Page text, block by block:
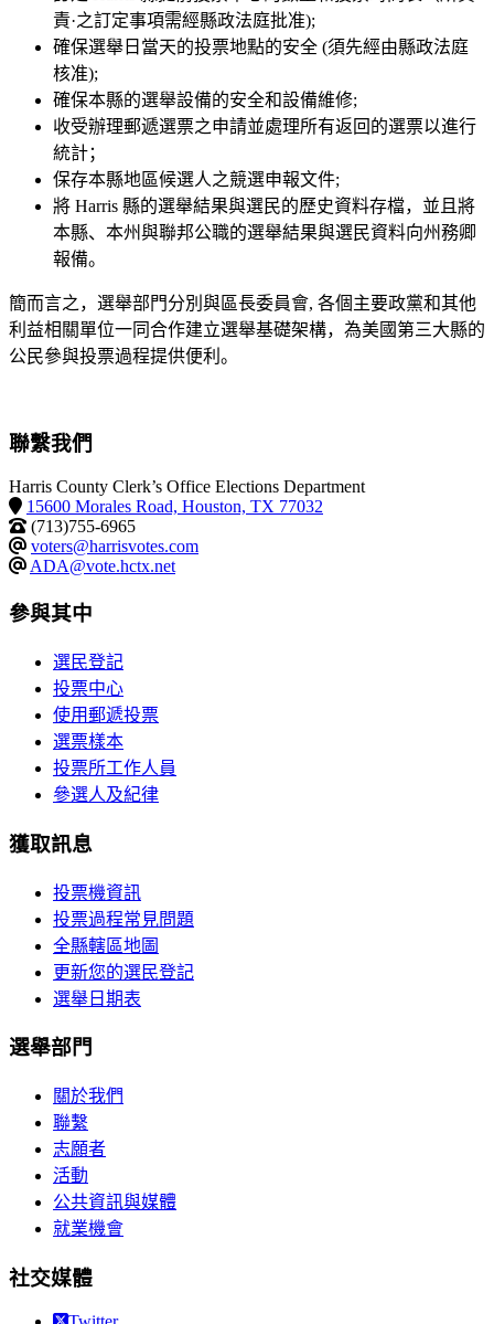
責·之訂定事項需經縣政法庭批准);
確保選舉日當天的投票地點的安全 (須先經由縣政法庭
核准);
確保本縣的選舉設備的安全和設備維修;
收受辦理郵遞選票之申請並處理所有返回的選票以進行
統計；
保存本縣地區候選人之競選申報文件;
將 Harris 縣的選舉結果與選民的歷史資料存檔，並且將
本縣、本州與聯邦公職的選舉結果與選民資料向州務卿
報備。
簡而言之，選舉部門分別與區長委員會, 各個主要政黨和其他
利益相關單位一同合作建立選舉基礎架構，為美國第三大縣的
公民參與投票過程提供便利。
聯繫我們
Harris County Clerk’s Office Elections Department
15600 Morales Road, Houston, TX 77032
(713)755-6965
voters@harrisvotes.com
ADA@vote.hctx.net
參與其中
選民登記
投票中心
使用郵遞投票
選票樣本
投票所工作人員
參選人及紀律
獲取訊息
投票機資訊
投票過程常見問題
全縣轄區地圖
更新您的選民登記
選舉日期表
選舉部門
關於我們
聯繫
志願者
活動
公共資訊與媒體
就業機會
社交媒體